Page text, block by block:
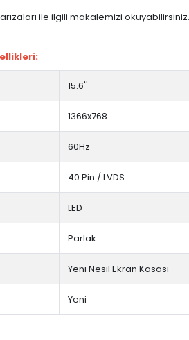
arızaları ile ilgili makalemizi
15.6''
1366x768
60Hz
40 Pin / LVDS
LED
Parlak
Yeni Nesil Ekran Kasası
Yeni